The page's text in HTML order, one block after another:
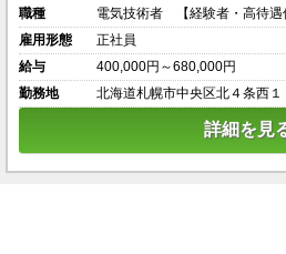
職種
電気技術者 【経験者・高待遇
雇用形態
正社員
給与
400,000円～680,000円
勤務地
北海道札幌市中央区北４条西
詳細を見